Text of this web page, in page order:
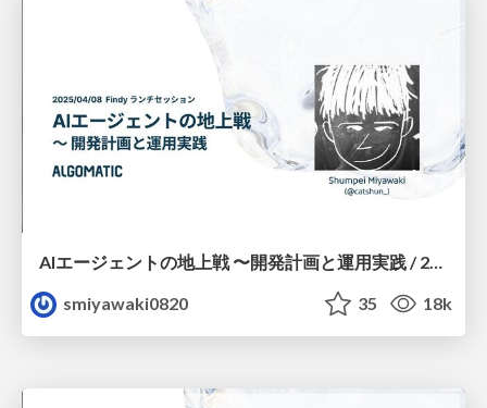
AIエージェントの地上戦 〜開発計画と運用実践 / 2025/04/08 Findy ランチセッション #19
smiyawaki0820
35 18k